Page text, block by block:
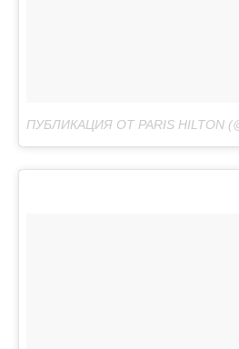
ПУБЛИКАЦИЯ ОТ PARIS HILTON